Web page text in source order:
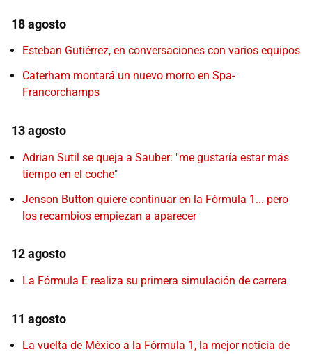
18 agosto
Esteban Gutiérrez, en conversaciones con varios equipos
Caterham montará un nuevo morro en Spa-
Francorchamps
13 agosto
Adrian Sutil se queja a Sauber: "me gustaría estar más
tiempo en el coche"
Jenson Button quiere continuar en la Fórmula 1... pero
los recambios empiezan a aparecer
12 agosto
La Fórmula E realiza su primera simulación de carrera
11 agosto
La vuelta de México a la Fórmula 1, la mejor noticia de